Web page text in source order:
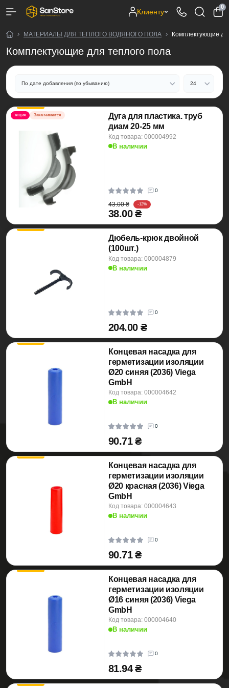
Клиенту
0
МАТЕРИАЛЫ ДЛЯ ТЕПЛОГО ВОДЯНОГО ПОЛА Комплектующие
Комплектующие для теплого пола
акция Заканчивается
Дуга для пластика. труб
диам 20-25 мм
Код товара: 000004992
В наличии
0
43.00 ₴ -12%
38.00 ₴
Дюбель-крюк двойной
(100шт.)
Код товара: 000004879
В наличии
0
204.00 ₴
Концевая насадка для
герметизации изоляции
Ø20 синяя (2036) Viega
GmbH
Код товара: 000004642
В наличии
0
90.71 ₴
Концевая насадка для
герметизации изоляции
Ø20 красная (2036) Viega
GmbH
Код товара: 000004643
В наличии
0
90.71 ₴
Концевая насадка для
герметизации изоляции
Ø16 синяя (2036) Viega
GmbH
Код товара: 000004640
В наличии
0
81.94 ₴